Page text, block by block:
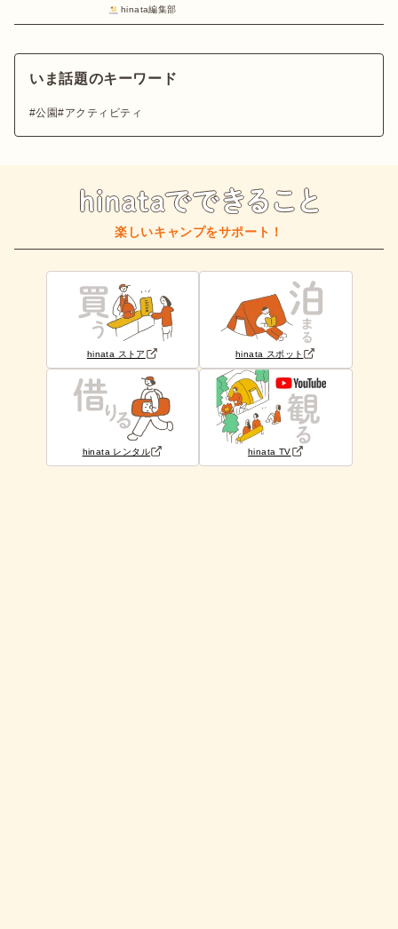
hinata編集部
いま話題のキーワード
公園 アクティビティ
楽しいキャンプをサポート！
hinata ストア hinata スポット
hinata レンタル hinata TV